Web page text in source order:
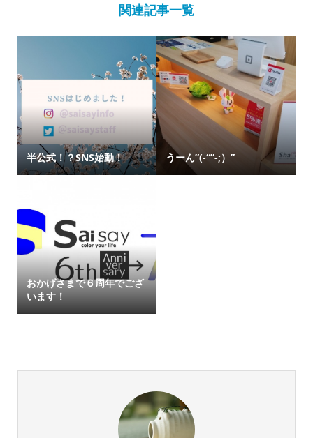
関連記事一覧
半公式！？SNS始動！ うーん”(-“”-;）”
おかげさまで６周年でござ
います！